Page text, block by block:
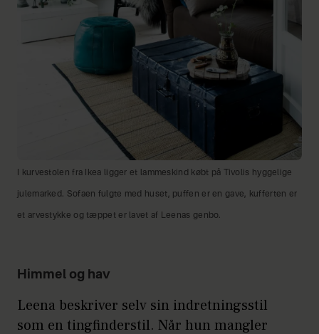
I kurvestolen fra Ikea ligger et lammeskind købt på Tivolis hyggelige
julemarked. Sofaen fulgte med huset, puffen er en gave, kufferten er
et arvestykke og tæppet er lavet af Leenas genbo.
Himmel og hav
Leena beskriver selv sin indretningsstil
som en tingfinderstil. Når hun mangler